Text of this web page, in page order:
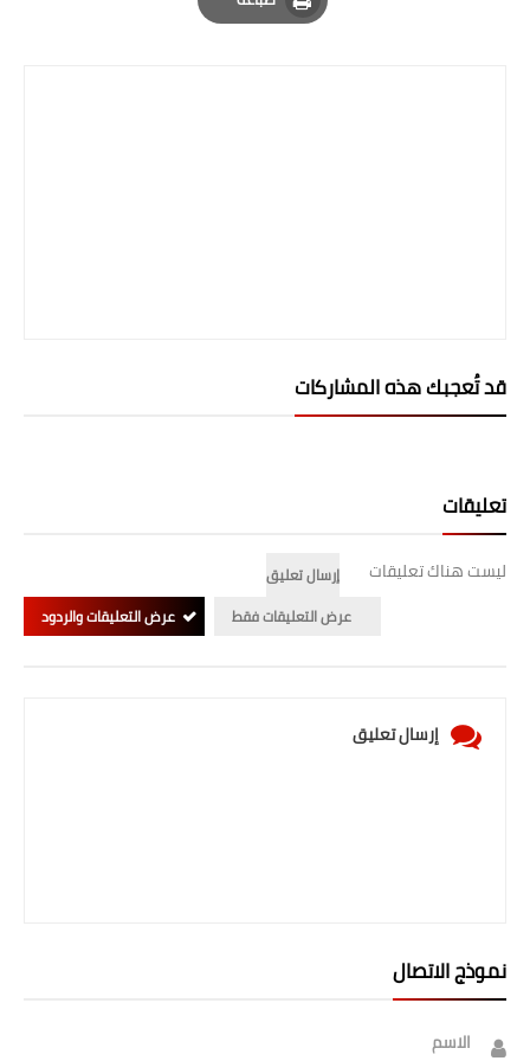
المرحلة الابتدائية
فن ومشاهير
Print
قد تُعجبك هذه المشاركات
تعليقات
ليست هناك تعليقات
إرسال تعليق
عرض التعليقات فقط
عرض التعليقات والردود
إرسال تعليق
نموذج الاتصال
الاسم